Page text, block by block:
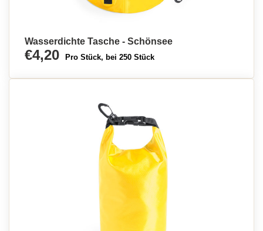
Wasserdichte Tasche - Schönsee
€4,20 Pro Stück, bei 250 Stück